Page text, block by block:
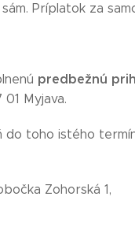
Príplatok za
predbežnú
Myjava.
do toho istého
Pobočka